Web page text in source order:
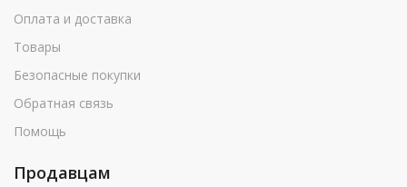
Оплата и доставка
Товары
Безопасные покупки
Обратная связь
Помощь
Продавцам